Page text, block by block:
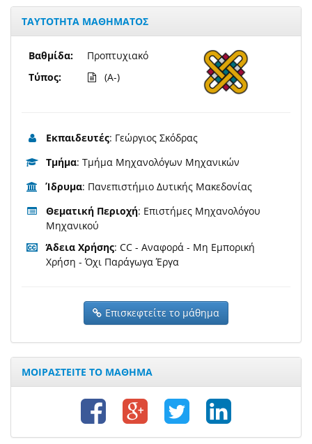
ΤΑΥΤΟΤΗΤΑ ΜΑΘΗΜΑΤΟΣ
Βαθμίδα:
Τύπος:
Προπτυχιακό
(A-)
Εκπαιδευτές: Γεώργιος Σκόδρας
Τμήμα: Τμήμα Μηχανολόγων Μηχανικών
Ίδρυμα: Πανεπιστήμιο Δυτικής Μακεδονίας
Θεματική Περιοχή: Επιστήμες Μηχανολόγου
Μηχανικού
Άδεια Χρήσης: CC - Αναφορά - Μη Εμπορική
Χρήση - Όχι Παράγωγα Έργα
Επισκεφτείτε το μάθημα
ΜΟΙΡΑΣΤΕΙΤΕ ΤΟ ΜΑΘΗΜΑ